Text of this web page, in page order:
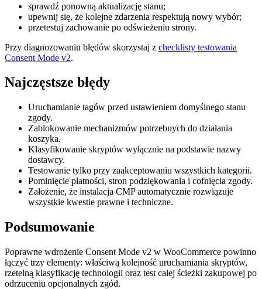
sprawdź ponowną aktualizację stanu;
upewnij się, że kolejne zdarzenia respektują nowy wybór;
przetestuj zachowanie po odświeżeniu strony.
Przy diagnozowaniu błędów skorzystaj z checklisty testowania
Consent Mode v2.
Najczęstsze błędy
Uruchamianie tagów przed ustawieniem domyślnego stanu
zgody.
Zablokowanie mechanizmów potrzebnych do działania
koszyka.
Klasyfikowanie skryptów wyłącznie na podstawie nazwy
dostawcy.
Testowanie tylko przy zaakceptowaniu wszystkich kategorii.
Pominięcie płatności, stron podziękowania i cofnięcia zgody.
Założenie, że instalacja CMP automatycznie rozwiązuje
wszystkie kwestie prawne i techniczne.
Podsumowanie
Poprawne wdrożenie Consent Mode v2 w WooCommerce powinno
łączyć trzy elementy: właściwą kolejność uruchamiania skryptów,
rzetelną klasyfikację technologii oraz test całej ścieżki zakupowej po
odrzuceniu opcjonalnych zgód.